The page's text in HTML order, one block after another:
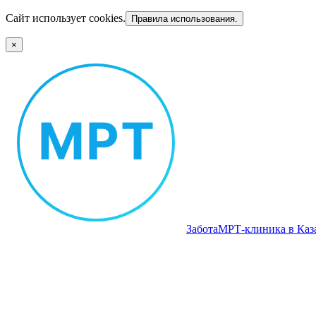
Сайт использует cookies. Правила использования.
×
ЗаботаМРТ‑клиника в